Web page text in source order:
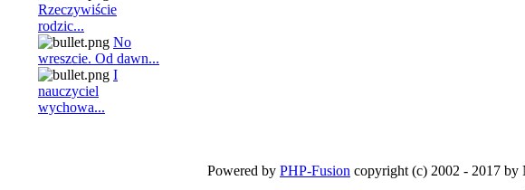
Rzeczywiście
rodzic...
No
wreszcie. Od dawn...
I
nauczyciel
wychowa...
Powered by PHP-Fusion copyright (c) 2002 - 2017 by